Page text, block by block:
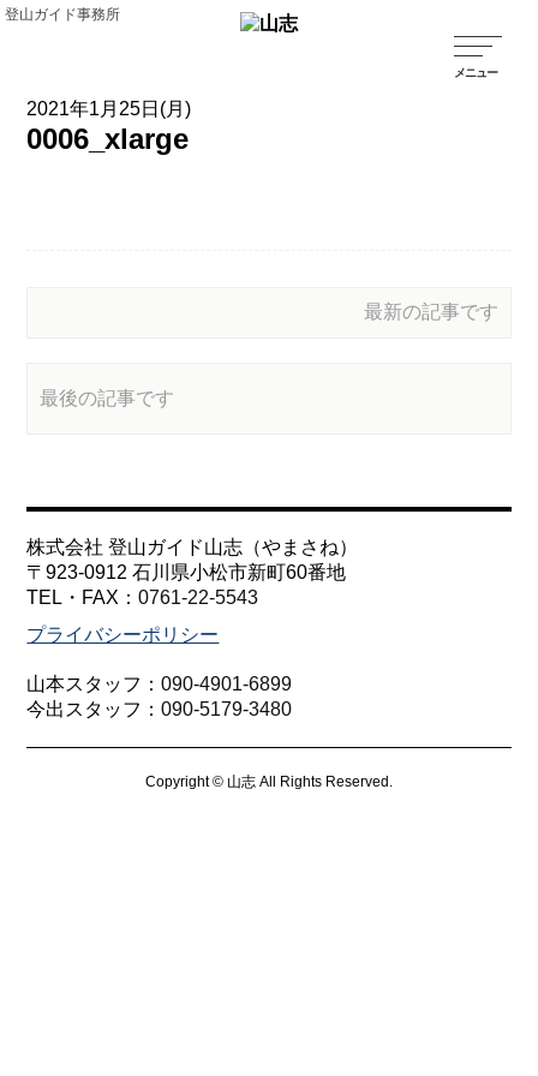
登山ガイド事務所
2021年1月25日(月)
0006_xlarge
最新の記事です
最後の記事です
株式会社 登山ガイド山志（やまさね）
〒923-0912 石川県小松市新町60番地
TEL・FAX：0761-22-5543
プライバシーポリシー
山本スタッフ：090-4901-6899
今出スタッフ：090-5179-3480
Copyright © 山志 All Rights Reserved.